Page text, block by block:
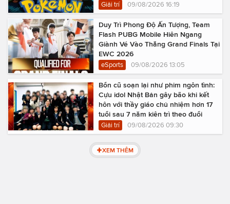
Giải trí 09/08/2026 16:19
Duy Trì Phong Độ Ấn Tượng, Team
Flash PUBG Mobile Hiên Ngang
Giành Vé Vào Thẳng Grand Finals Tại
EWC 2026
eSports 09/08/2026 13:05
Bổn cũ soạn lại như phim ngôn tình:
Cựu idol Nhật Bản gây bão khi kết
hôn với thầy giáo chủ nhiệm hơn 17
tuổi sau 7 năm kiên trì theo đuổi
Giải trí 09/08/2026 09:30
XEM THÊM